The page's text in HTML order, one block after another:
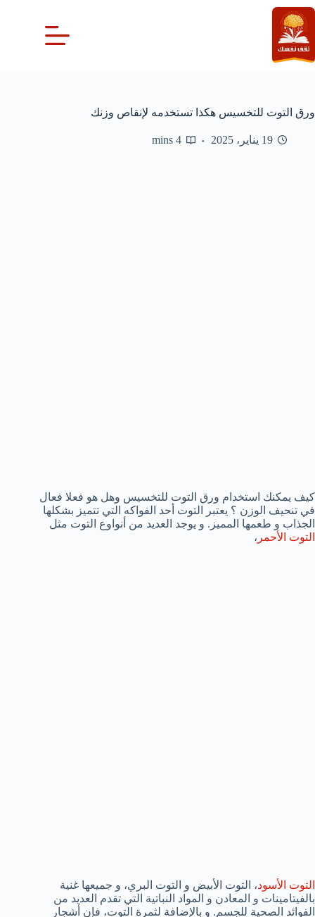
التجاوز
إلى
المحتوى
ورق التوت للتخسيس هكذا تستخدمه لإنقاص وزنك
19 يناير، 2025 4 mins
كيف يمكنك استخدام ورق التوت للتخسيس وهل هو فعلا فعال
في تنحيف الوزن ؟ يعتبر التوت أحد الفواكه التي تتميز بشكلها
الجذاب و طعمها المميز. و يوجد العديد من أنواوع التوت مثل
التوت الأحمر ،
التوت الأسود، التوت الأبيض و التوت البري، و جميعها غنية
بالفيتامينات و المعادن و المواد النباتية التي تقدم العديد من
الفوائد الصحية للجسم. و بالإضافة لثمرة التوت، فإن أشجار